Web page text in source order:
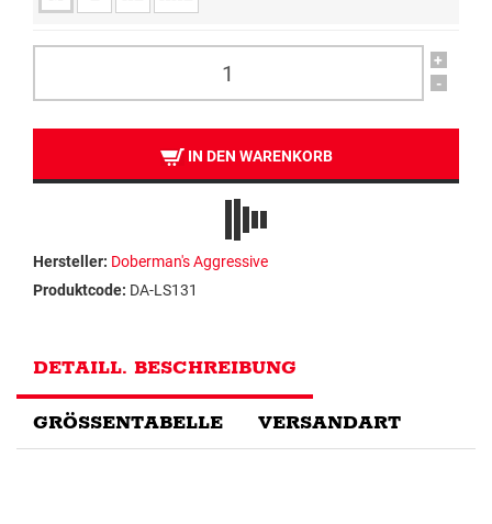
+
-
IN DEN WARENKORB
Hersteller: Doberman's Aggressive
Produktcode: DA-LS131
DETAILL. BESCHREIBUNG
GRÖSSENTABELLE VERSANDART